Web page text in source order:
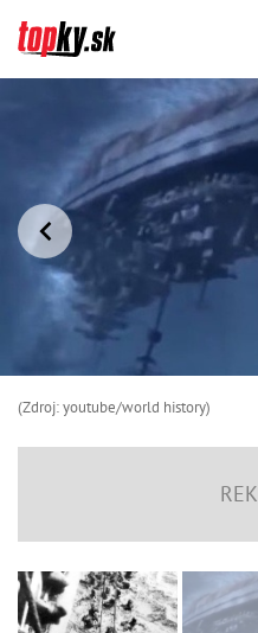
(Zdroj: youtube/world history)